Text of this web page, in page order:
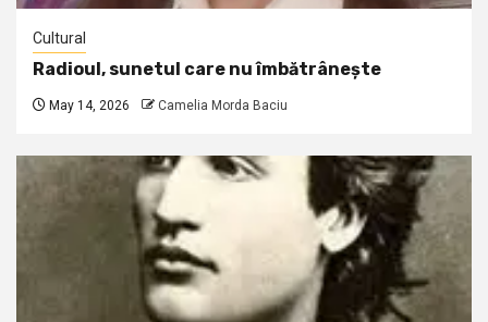
Cultural
Radioul, sunetul care nu îmbătrânește
May 14, 2026 Camelia Morda Baciu